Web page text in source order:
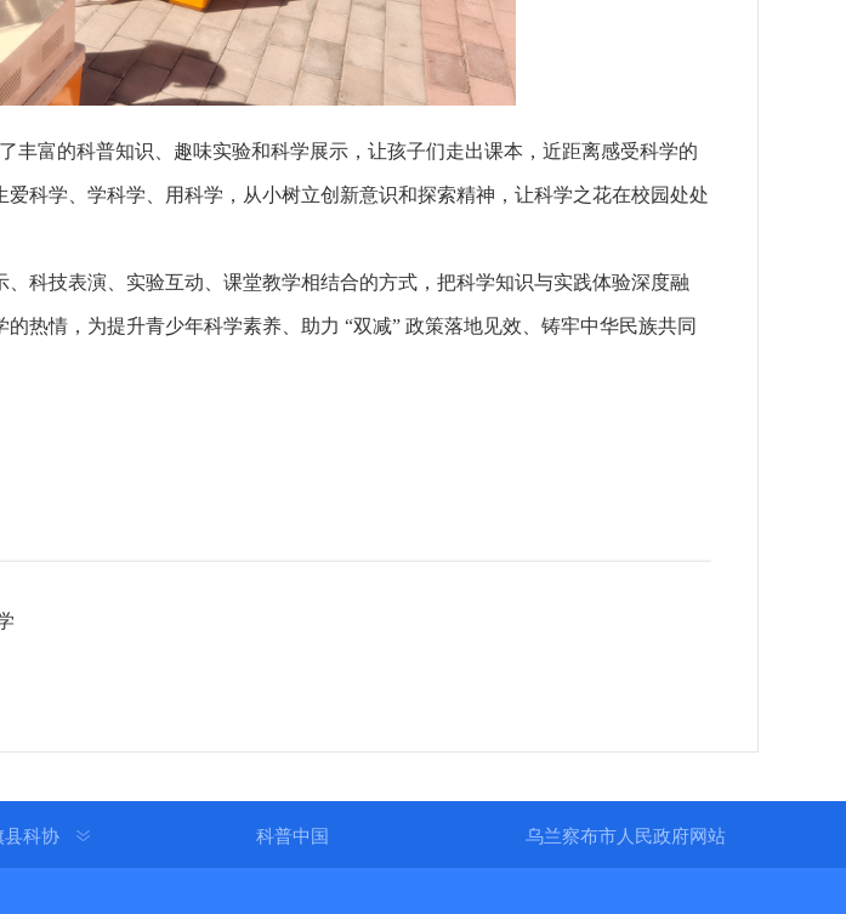
丰富的科普知识、趣味实验和科学展示，让孩子们走出课本，近距离感受科学的
科学、学科学、用科学，从小树立创新意识和探索精神，让科学之花在校园处处
科技表演、实验互动、课堂教学相结合的方式，把科学知识与实践体验深度融
热情，为提升青少年科学素养、助力 “双减” 政策落地见效、铸牢中华民族共同
县科协 科普中国 乌兰察布市人民政府网站